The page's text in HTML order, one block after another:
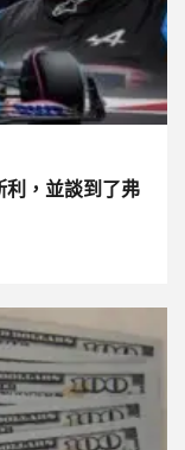
利，並談到了弗